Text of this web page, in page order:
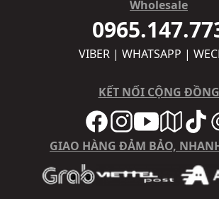
Wholesale
VIBER | WHATSAPP |
KẾT NỐI CỘNG ĐỒNG
GIAO HÀNG ĐẢM BẢO,